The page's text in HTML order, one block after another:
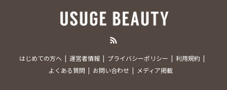
はじめての方へ 運営者情報 プライバシーポリシー
利用規約
よくある質問
お問い合わせ メディア掲載